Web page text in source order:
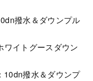
撥水＆ダウンプル
ワイトグースダウン
10dn撥水＆ダウンプ